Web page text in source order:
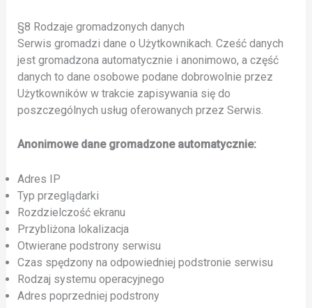
§8 Rodzaje gromadzonych danych
Serwis gromadzi dane o Użytkownikach. Cześć danych
jest gromadzona automatycznie i anonimowo, a część
danych to dane osobowe podane dobrowolnie przez
Użytkowników w trakcie zapisywania się do
poszczególnych usług oferowanych przez Serwis.
Anonimowe dane gromadzone automatycznie:
Adres IP
Typ przeglądarki
Rozdzielczość ekranu
Przybliżona lokalizacja
Otwierane podstrony serwisu
Czas spędzony na odpowiedniej podstronie serwisu
Rodzaj systemu operacyjnego
Adres poprzedniej podstrony